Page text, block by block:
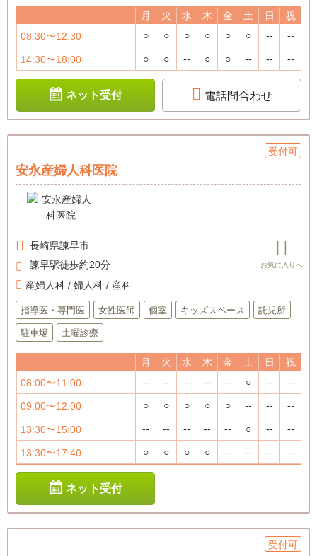
月 火 水 木 金 土 日
祝
08:30〜12:30
○ ○ ○ ○ ○ ○ -- --
14:30〜18:00 ○ ○ -- ○ ○ -- -- --
ネット受付 電話問合わせ
受付可
安永産婦人科医院
長崎県諫早市
諫早駅徒歩約20分
産婦人科 / 婦人科 / 産科
指導医・専門医 女性医師 個室 キッズスペース 託児所
駐車場 土曜診療
月 火 水 木 金 土 日
祝
08:00〜11:00
-- -- -- -- -- ○ -- --
09:00〜12:00 ○ ○ ○ ○ ○ -- -- --
13:30〜15:00 -- -- -- -- -- ○ -- --
13:30〜17:40 ○ ○ ○ ○ -- -- -- --
ネット受付
受付可